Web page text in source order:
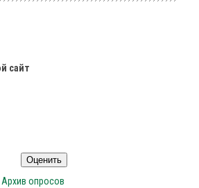
сайт
Архив опросов